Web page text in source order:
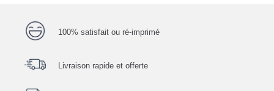
100% satisfait ou ré-imprimé
Livraison rapide et offerte